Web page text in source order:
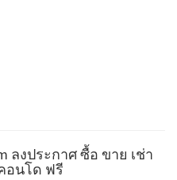
ลงประกาศ ซื้อ ขาย เช่า
อนโด ฟรี